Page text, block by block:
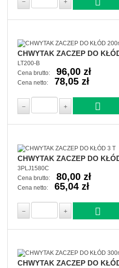
CHWYTAK ZACZEP DO
LT200-B
Cena brutto:
96,00 zł
Cena netto: 78,05 zł
CHWYTAK ZACZEP DO
3PLJ1580C
Cena brutto:
80,00 zł
Cena netto: 65,04 zł
CHWYTAK ZACZEP DO